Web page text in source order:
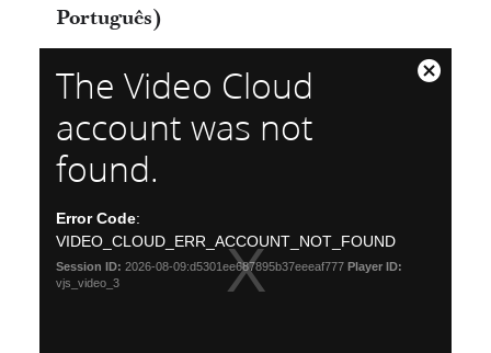
Português)
The Video Cloud
account was not
found.
Error Code:
VIDEO_CLOUD_ERR_ACCOUNT_NOT_FOUND
Session ID: 2026-08-09:d5301ee687895b37eeeaf777 Player ID:
vjs_video_3
Close